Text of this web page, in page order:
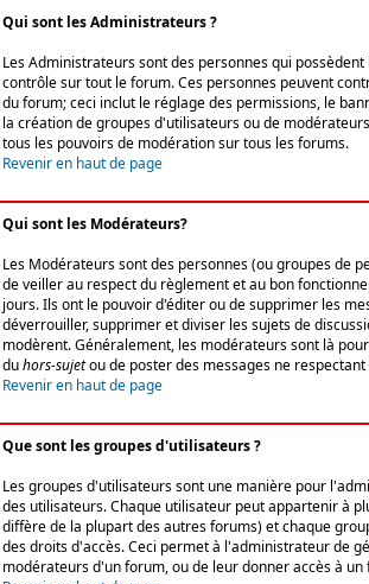
Qui sont les Administrateurs ?
Les Administrateurs sont des personnes qui
contrôle sur tout le forum. Ces personnes peuvent
du forum; ceci inclut le réglage des permissions, le
la création de groupes d'utilisateurs ou de
tous les pouvoirs de modération sur tous les forums.
Revenir en haut de page
Qui sont les Modérateurs?
Les Modérateurs sont des personnes (ou groupes de
de veiller au respect du règlement et au bon
jours. Ils ont le pouvoir d'éditer ou de supprimer les
déverrouiller, supprimer et diviser les sujets de
modèrent. Généralement, les modérateurs sont là
duhors-sujetou de poster des messages ne
Revenir en haut de page
Que sont les groupes d'utilisateurs ?
Les groupes d'utilisateurs sont une manière pour
des utilisateurs. Chaque utilisateur peut appartenir à
diffère de la plupart des autres forums) et chaque
des droits d'accès. Ceci permet à l'administrateur de
modérateurs d'un forum, ou de leur donner accès à